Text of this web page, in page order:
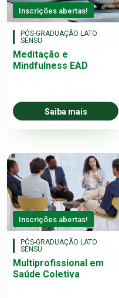
Inscrições abertas!
PÓS-GRADUAÇÃO LATO
SENSU
Meditação e
Mindfulness EAD
Saiba mais
Inscrições abertas!
PÓS-GRADUAÇÃO LATO
SENSU
Multiprofissional em
Saúde Coletiva